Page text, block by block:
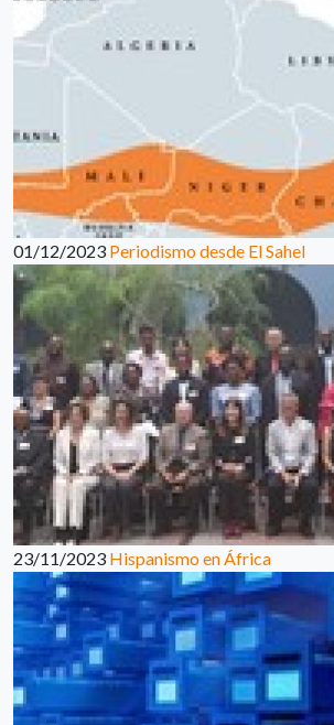
01/12/2023 Periodismo desde El Sahel
23/11/2023 Hispanismo en África